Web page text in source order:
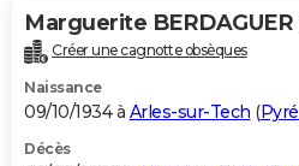
Marguerite BERDAGUER
Créer une cagnotte obsèques
Naissance
09/10/1934 à Arles-sur-Tech (
Décès